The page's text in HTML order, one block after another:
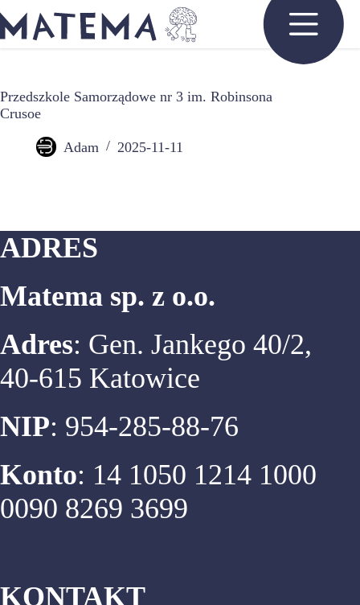
do
treści
Przedszkole Samorządowe nr 3 im. Robinsona
Crusoe
Adam 2025-11-11
ADRES
Matema sp. z o.o.
Adres: Gen. Jankego 40/2,
40-615 Katowice
NIP: 954-285-88-76
Konto: 14 1050 1214 1000
0090 8269 3699
KONTAKT